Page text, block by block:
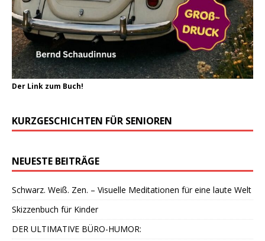
Der Link zum Buch!
KURZGESCHICHTEN FÜR SENIOREN
NEUESTE BEITRÄGE
Schwarz. Weiß. Zen. – Visuelle Meditationen für eine laute Welt
Skizzenbuch für Kinder
DER ULTIMATIVE BÜRO-HUMOR: